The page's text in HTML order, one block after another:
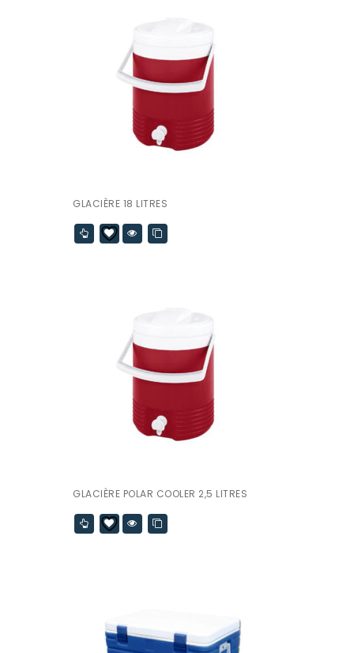
GLACIÈRE 18 LITRES
GLACIÈRE POLAR COOLER 2,5 LITRES